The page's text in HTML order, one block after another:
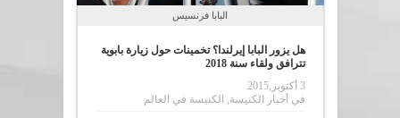
البابا فرنسيس
هل يزور البابا إيرلندا؟ تخمينات حول زيارة بابوية
تترافق ولقاء سنة 2018
3 أكتوبر,2015
في أخبار الكنيسة, الكنيسة في العالم